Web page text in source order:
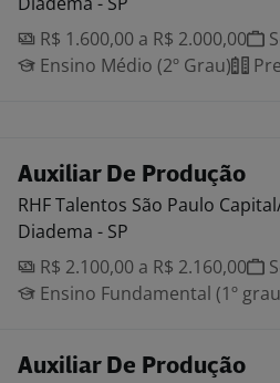
R$ 1.600,00 a R$ 2.000,00
Ensino Médio (2º Grau)
Auxiliar De Produção
RHF Talentos São Paulo
Diadema - SP
R$ 2.100,00 a R$ 2.160,00
Ensino Fundamental (1º
Auxiliar De Produção